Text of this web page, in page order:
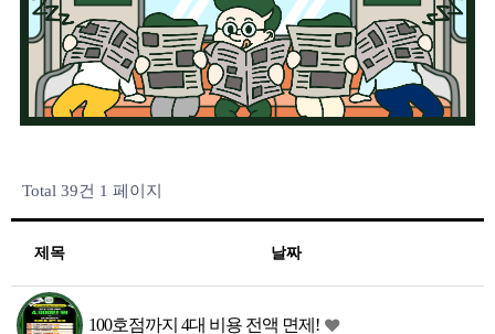
Total 39건 1 페이지
제목 날짜
100호점까지 4대 비용 전액 면제!